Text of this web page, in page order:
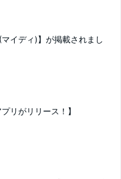
イディ)】が掲載されまし
リがリリース！】